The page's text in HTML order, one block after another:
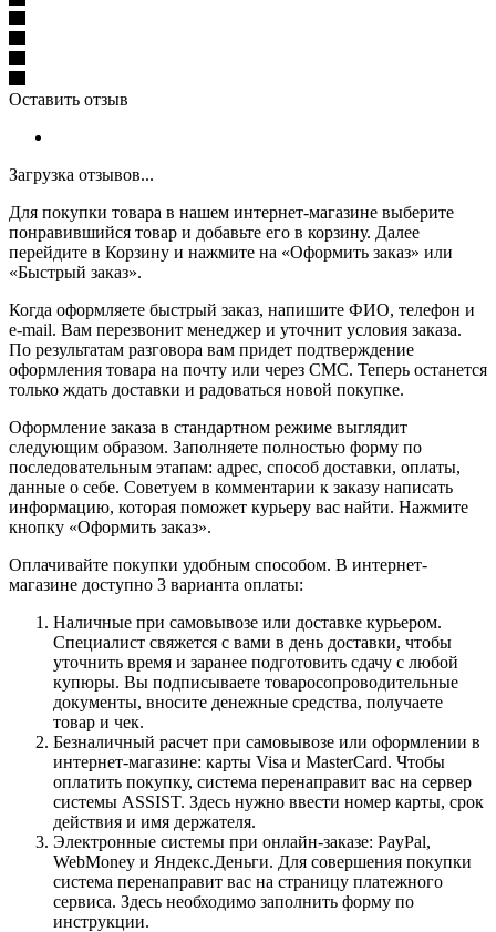
Оставить отзыв
Загрузка отзывов...
Для покупки товара в нашем интернет-магазине выберите
понравившийся товар и добавьте его в корзину. Далее
перейдите в Корзину и нажмите на «Оформить заказ» или
«Быстрый заказ».
Когда оформляете быстрый заказ, напишите ФИО, телефон и
e-mail. Вам перезвонит менеджер и уточнит условия заказа.
По результатам разговора вам придет подтверждение
оформления товара на почту или через СМС. Теперь останется
только ждать доставки и радоваться новой покупке.
Оформление заказа в стандартном режиме выглядит
следующим образом. Заполняете полностью форму по
последовательным этапам: адрес, способ доставки, оплаты,
данные о себе. Советуем в комментарии к заказу написать
информацию, которая поможет курьеру вас найти. Нажмите
кнопку «Оформить заказ».
Оплачивайте покупки удобным способом. В интернет-
магазине доступно 3 варианта оплаты:
Наличные при самовывозе или доставке курьером.
Специалист свяжется с вами в день доставки, чтобы
уточнить время и заранее подготовить сдачу с любой
купюры. Вы подписываете товаросопроводительные
документы, вносите денежные средства, получаете
товар и чек.
Безналичный расчет при самовывозе или оформлении в
интернет-магазине: карты Visa и MasterCard. Чтобы
оплатить покупку, система перенаправит вас на сервер
системы ASSIST. Здесь нужно ввести номер карты, срок
действия и имя держателя.
Электронные системы при онлайн-заказе: PayPal,
WebMoney и Яндекс.Деньги. Для совершения покупки
система перенаправит вас на страницу платежного
сервиса. Здесь необходимо заполнить форму по
инструкции.